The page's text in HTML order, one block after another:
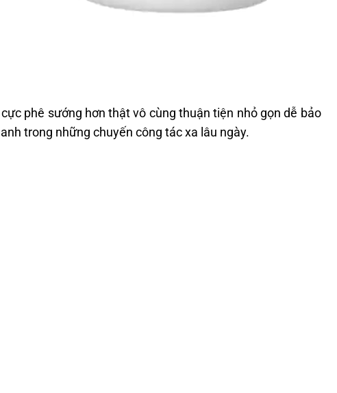
phê sướng hơn thật vô cùng thuận tiện nhỏ gọn dễ bảo
trong những chuyến công tác xa lâu ngày.